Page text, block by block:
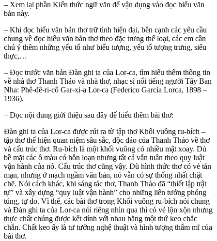
– Xem lại phần Kiến thức ngữ văn để vận dụng vào đọc hiểu văn
bản này.
– Khi đọc hiểu văn bản thơ trữ tình hiện đại, bên cạnh các yêu cầu
chung về đọc hiểu văn bản thơ theo đặc trưng thể loại, các em cần
chú ý thêm những yếu tố như biểu tượng, yếu tố tượng trưng, siêu
thực,…
– Đọc trước văn bản Đàn ghi ta của Lor-ca, tìm hiểu thêm thông tin
về nhà thơ Thanh Thảo và nhà thơ, nhạc sĩ nổi tiếng người Tây Ban
Nha: Phê-đê-ri-cô Gar-xi-a Lor-ca (Federico García Lorca, 1898 –
1936).
– Đọc nội dung giới thiệu sau đây để hiểu thêm bài thơ:
Đàn ghi ta của Lor-ca được rút ra từ tập thơ Khối vuông ru-bích –
tập thơ thể hiện quan niệm sâu sắc, độc đáo của Thanh Thảo về thơ
và cấu trúc thơ. Ru-bích là một khối vuông có nhiều mặt xoay. Dù
bề mặt các ô màu có hỗn loạn nhưng tất cả vẫn tuân theo quy luật
vận hành của nó. Cấu trúc thơ cũng vậy. Dù hình thức thơ có vẻ tản
mạn, nhưng ở mạch ngầm văn bản, nó vẫn có sự thống nhất chặt
chẽ. Nói cách khác, khi sáng tác thơ, Thanh Thảo đã “thiết lập trật
tự” và xây dựng “quy luật vận hành” cho những liên tưởng phóng
túng, tự do. Vì thế, các bài thơ trong Khối vuông ru-bích nói chung
và Đàn ghi ta của Lor-ca nói riêng nhìn qua thì có vẻ lộn xộn nhưng
thực chất chúng được kết dính với nhau bằng một thứ keo chắc
chắn. Chất keo ấy là tư tưởng nghệ thuật và hình tượng thẩm mĩ của
bài thơ.